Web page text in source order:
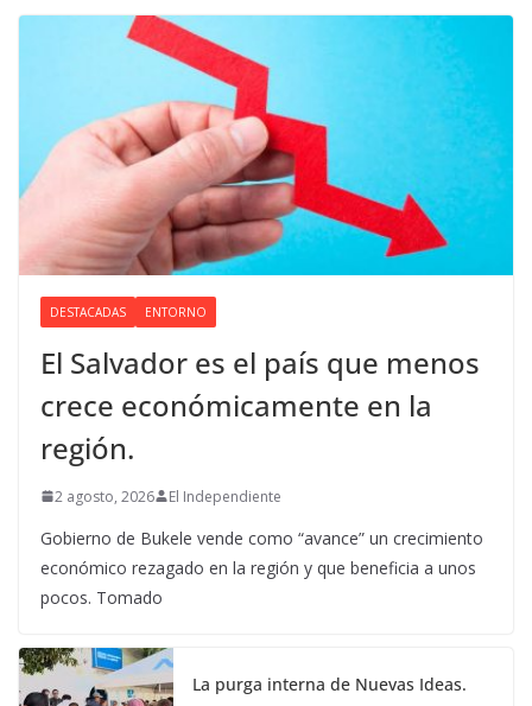
DESTACADAS ENTORNO
El Salvador es el país que menos
crece económicamente en la
región.
2 agosto, 2026 El Independiente
Gobierno de Bukele vende como “avance” un crecimiento
económico rezagado en la región y que beneficia a unos
pocos. Tomado
La purga interna de Nuevas Ideas.